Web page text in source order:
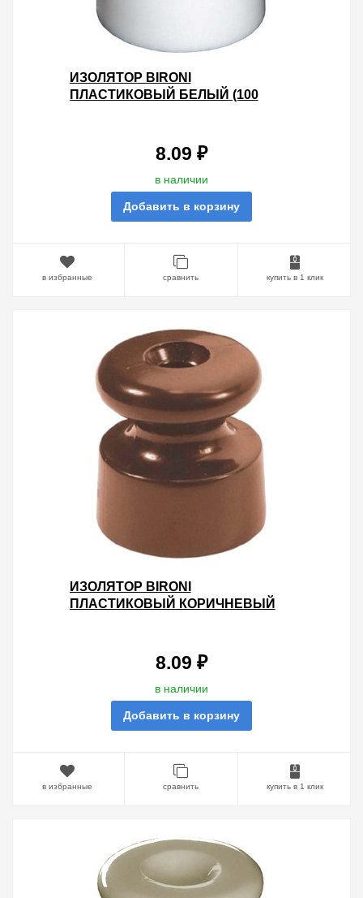
ИЗОЛЯТОР BIRONI
ПЛАСТИКОВЫЙ БЕЛЫЙ (100
8.09 ₽
в наличии
Добавить в корзину
в избранные сравнить купить в 1 клик
ИЗОЛЯТОР BIRONI
ПЛАСТИКОВЫЙ КОРИЧНЕВЫЙ
8.09 ₽
в наличии
Добавить в корзину
в избранные сравнить купить в 1 клик